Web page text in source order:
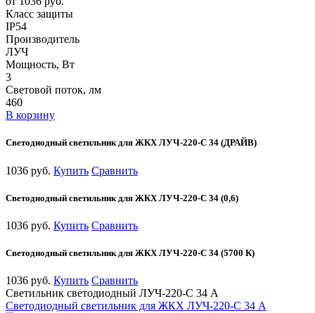
Класс защиты
IP54
Производитель
ЛУЧ
Мощность, Вт
3
Световой поток, лм
460
В корзину
Светодиодный светильник для ЖКХ ЛУЧ-220-С 34 (ДРАЙВ)
1036 руб. Купить Сравнить
Светодиодный светильник для ЖКХ ЛУЧ-220-С 34 (0,6)
1036 руб. Купить Сравнить
Светодиодный светильник для ЖКХ ЛУЧ-220-С 34 (5700 К)
1036 руб. Купить Сравнить
Светильник светодиодный ЛУЧ-220-С 34 А
Светодиодный светильник для ЖКХ ЛУЧ-220-С 34 А